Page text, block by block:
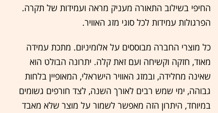
החיפי בשילוב התאורה מעניק מראה ועמידות של תקרה.
הפרגולות עמידות לכל סוגי מזג האוויר.
כל מוצרי החברה מבוססים על אלומיניום. מתכת עמידה
מאוד, חזקה וקשיחה ועם זאת קלה. יתרונה הבולט הוא
שאינה מחלידה, ובמזג האוויר הישראלי, המאופיין בלחות
גבוהה, ימי שמש רבים לאורך השנה, לצד חורפים גשומים
במיוחד, היתרון הזה מאפשר לשמור על מוצר שלא מאבד